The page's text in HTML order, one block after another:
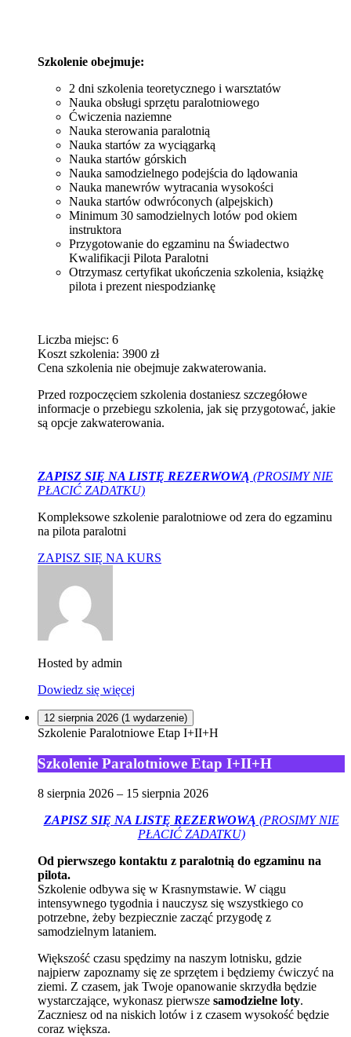
Szkolenie obejmuje:
2 dni szkolenia teoretycznego i warsztatów
Nauka obsługi sprzętu paralotniowego
Ćwiczenia naziemne
Nauka sterowania paralotnią
Nauka startów za wyciągarką
Nauka startów górskich
Nauka samodzielnego podejścia do lądowania
Nauka manewrów wytracania wysokości
Nauka startów odwróconych (alpejskich)
Minimum 30 samodzielnych lotów pod okiem
instruktora
Przygotowanie do egzaminu na Świadectwo
Kwalifikacji Pilota Paralotni
Otrzymasz certyfikat ukończenia szkolenia, książkę
pilota i prezent niespodziankę
Liczba miejsc: 6
Koszt szkolenia: 3900 zł
Cena szkolenia nie obejmuje zakwaterowania.
Przed rozpoczęciem szkolenia dostaniesz szczegółowe
informacje o przebiegu szkolenia, jak się przygotować, jakie
są opcje zakwaterowania.
ZAPISZ SIĘ NA LISTĘ REZERWOWĄ (PROSIMY NIE
PŁACIĆ ZADATKU)
Kompleksowe szkolenie paralotniowe od zera do egzaminu
na pilota paralotni
ZAPISZ SIĘ NA KURS
Hosted by admin
Dowiedz się więcej
12 sierpnia 2026 (1 wydarzenie)
Szkolenie Paralotniowe Etap I+II+H
Szkolenie Paralotniowe Etap I+II+H
8 sierpnia 2026 – 15 sierpnia 2026
ZAPISZ SIĘ NA LISTĘ REZERWOWĄ (PROSIMY NIE
PŁACIĆ ZADATKU)
Od pierwszego kontaktu z paralotnią do egzaminu na
pilota.
Szkolenie odbywa się w Krasnymstawie. W ciągu
intensywnego tygodnia i nauczysz się wszystkiego co
potrzebne, żeby bezpiecznie zacząć przygodę z
samodzielnym lataniem.
Większość czasu spędzimy na naszym lotnisku, gdzie
najpierw zapoznamy się ze sprzętem i będziemy ćwiczyć na
ziemi. Z czasem, jak Twoje opanowanie skrzydła będzie
wystarczające, wykonasz pierwsze samodzielne loty.
Zaczniesz od na niskich lotów i z czasem wysokość będzie
coraz większa.